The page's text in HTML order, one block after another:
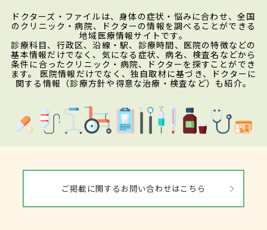
ドクターズ・ファイルは、身体の症状・悩みに合わせ、全国
のクリニック・病院、ドクターの情報を調べることができる
地域医療情報サイトです。
診療科目、行政区、沿線・駅、診療時間、医院の特徴などの
基本情報だけでなく、気になる症状、病名、検査名などから
条件に合ったクリニック・病院、ドクターを探すことができ
ます。 医院情報だけでなく、独自取材に基づき、ドクターに
関する情報（診療方針や得意な治療・検査など）も紹介。
ご掲載に関するお問い合わせはこちら